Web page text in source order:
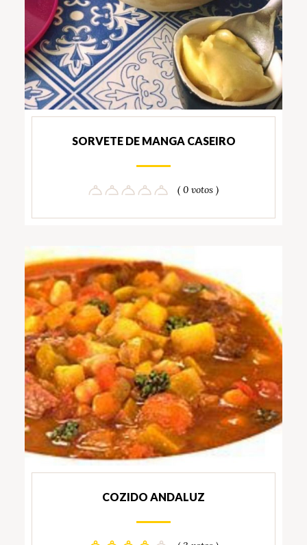
SORVETE DE MANGA CASEIRO
( 0 votos )
COZIDO ANDALUZ